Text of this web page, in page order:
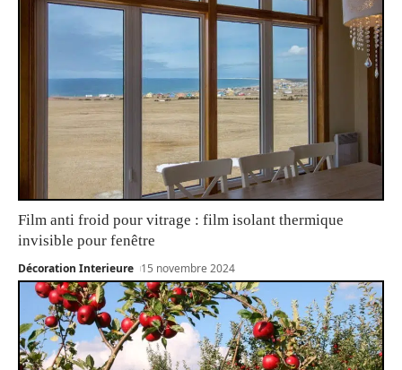
Film anti froid pour vitrage : film isolant thermique
invisible pour fenêtre
Décoration Interieure 15 novembre 2024